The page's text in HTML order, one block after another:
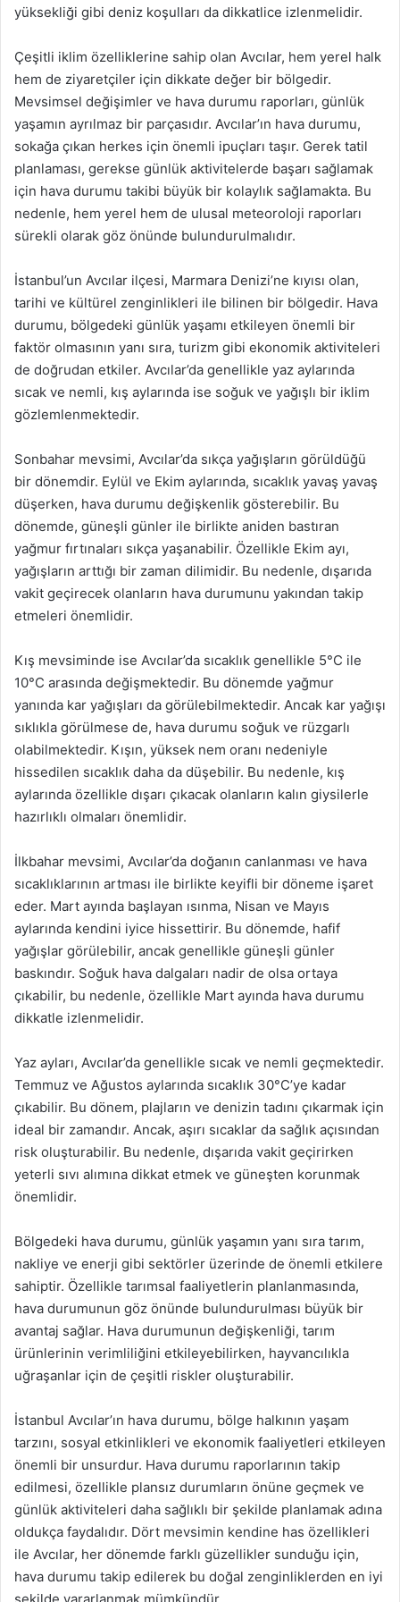
yüksekliği gibi deniz koşulları da dikkatlice izlenmelidir.
Çeşitli iklim özelliklerine sahip olan Avcılar, hem yerel halk
hem de ziyaretçiler için dikkate değer bir bölgedir.
Mevsimsel değişimler ve hava durumu raporları, günlük
yaşamın ayrılmaz bir parçasıdır. Avcılar’ın hava durumu,
sokağa çıkan herkes için önemli ipuçları taşır. Gerek tatil
planlaması, gerekse günlük aktivitelerde başarı sağlamak
için hava durumu takibi büyük bir kolaylık sağlamakta. Bu
nedenle, hem yerel hem de ulusal meteoroloji raporları
sürekli olarak göz önünde bulundurulmalıdır.
İstanbul’un Avcılar ilçesi, Marmara Denizi’ne kıyısı olan,
tarihi ve kültürel zenginlikleri ile bilinen bir bölgedir. Hava
durumu, bölgedeki günlük yaşamı etkileyen önemli bir
faktör olmasının yanı sıra, turizm gibi ekonomik aktiviteleri
de doğrudan etkiler. Avcılar’da genellikle yaz aylarında
sıcak ve nemli, kış aylarında ise soğuk ve yağışlı bir iklim
gözlemlenmektedir.
Sonbahar mevsimi, Avcılar’da sıkça yağışların görüldüğü
bir dönemdir. Eylül ve Ekim aylarında, sıcaklık yavaş yavaş
düşerken, hava durumu değişkenlik gösterebilir. Bu
dönemde, güneşli günler ile birlikte aniden bastıran
yağmur fırtınaları sıkça yaşanabilir. Özellikle Ekim ayı,
yağışların arttığı bir zaman dilimidir. Bu nedenle, dışarıda
vakit geçirecek olanların hava durumunu yakından takip
etmeleri önemlidir.
Kış mevsiminde ise Avcılar’da sıcaklık genellikle 5°C ile
10°C arasında değişmektedir. Bu dönemde yağmur
yanında kar yağışları da görülebilmektedir. Ancak kar yağışı
sıklıkla görülmese de, hava durumu soğuk ve rüzgarlı
olabilmektedir. Kışın, yüksek nem oranı nedeniyle
hissedilen sıcaklık daha da düşebilir. Bu nedenle, kış
aylarında özellikle dışarı çıkacak olanların kalın giysilerle
hazırlıklı olmaları önemlidir.
İlkbahar mevsimi, Avcılar’da doğanın canlanması ve hava
sıcaklıklarının artması ile birlikte keyifli bir döneme işaret
eder. Mart ayında başlayan ısınma, Nisan ve Mayıs
aylarında kendini iyice hissettirir. Bu dönemde, hafif
yağışlar görülebilir, ancak genellikle güneşli günler
baskındır. Soğuk hava dalgaları nadir de olsa ortaya
çıkabilir, bu nedenle, özellikle Mart ayında hava durumu
dikkatle izlenmelidir.
Yaz ayları, Avcılar’da genellikle sıcak ve nemli geçmektedir.
Temmuz ve Ağustos aylarında sıcaklık 30°C’ye kadar
çıkabilir. Bu dönem, plajların ve denizin tadını çıkarmak için
ideal bir zamandır. Ancak, aşırı sıcaklar da sağlık açısından
risk oluşturabilir. Bu nedenle, dışarıda vakit geçirirken
yeterli sıvı alımına dikkat etmek ve güneşten korunmak
önemlidir.
Bölgedeki hava durumu, günlük yaşamın yanı sıra tarım,
nakliye ve enerji gibi sektörler üzerinde de önemli etkilere
sahiptir. Özellikle tarımsal faaliyetlerin planlanmasında,
hava durumunun göz önünde bulundurulması büyük bir
avantaj sağlar. Hava durumunun değişkenliği, tarım
ürünlerinin verimliliğini etkileyebilirken, hayvancılıkla
uğraşanlar için de çeşitli riskler oluşturabilir.
İstanbul Avcılar’ın hava durumu, bölge halkının yaşam
tarzını, sosyal etkinlikleri ve ekonomik faaliyetleri etkileyen
önemli bir unsurdur. Hava durumu raporlarının takip
edilmesi, özellikle plansız durumların önüne geçmek ve
günlük aktiviteleri daha sağlıklı bir şekilde planlamak adına
oldukça faydalıdır. Dört mevsimin kendine has özellikleri
ile Avcılar, her dönemde farklı güzellikler sunduğu için,
hava durumu takip edilerek bu doğal zenginliklerden en iyi